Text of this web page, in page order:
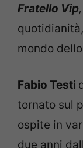
Fratello Vip,
mondo
Fabio Testi
tornato sul
ospite in
due anni